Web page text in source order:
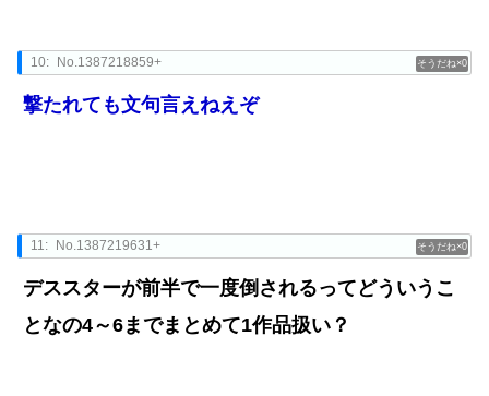
0
10: No.1387218859+
撃たれても文句言えねえぞ
0
11: No.1387219631+
デススターが前半で一度倒されるってどういうこ
となの4～6までまとめて1作品扱い？